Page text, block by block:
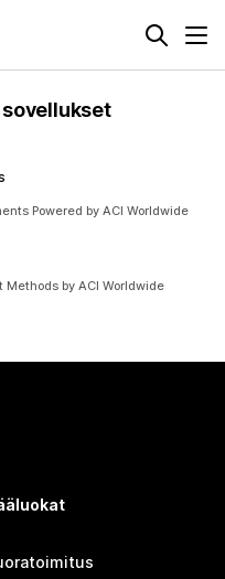
Powered by ACI Worldwide
Methods by ACI Worldwide